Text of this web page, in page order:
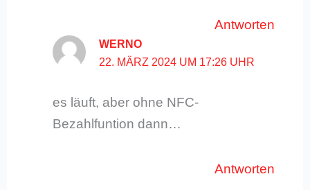
Antworten
WERNO
22. MÄRZ 2024 UM 17:26 UHR
es läuft, aber ohne NFC-
Bezahlfuntion dann…
Antworten